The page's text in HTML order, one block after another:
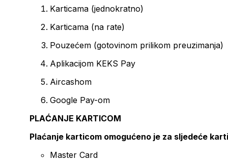
Karticama (jednokratno)
Karticama (na rate)
Pouzećem (gotovinom prilikom preuzimanja)
Aplikacijom KEKS Pay
Aircashom
Google Pay-om
PLAĆANJE KARTICOM
Plaćanje karticom omogućeno je za sljedeće
Master Card